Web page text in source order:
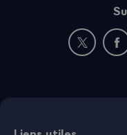
Nouvelle